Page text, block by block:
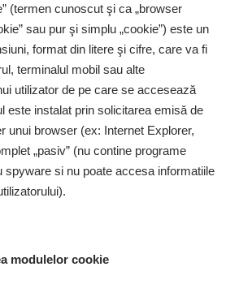
(termen cunoscut şi ca „browser
sau pur şi simplu „cookie”) este un
format din litere şi cifre, care va fi
terminalul mobil sau alte
utilizator de pe care se accesează
este instalat prin solicitarea emisă de
unui browser (ex: Internet Explorer,
„pasiv” (nu contine programe
spyware si nu poate accesa informatiile
modulelor cookie